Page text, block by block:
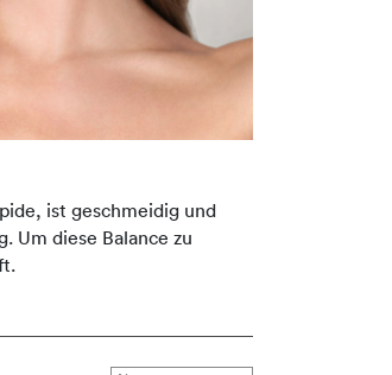
ist geschmeidig und
Um diese Balance zu